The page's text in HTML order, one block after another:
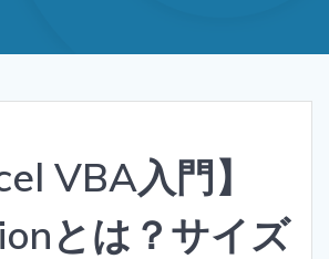
VBA入門】
とは？サイズ